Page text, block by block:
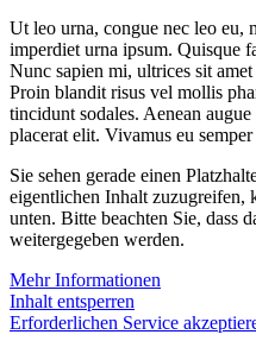
Ut leo urna, congue nec leo
imperdiet urna ipsum. Quisque
Nunc sapien mi, ultrices sit
Proin blandit risus vel mollis
tincidunt sodales. Aenean
placerat elit. Vivamus eu semper
Sie sehen gerade einen
eigentlichen Inhalt zuzugreifen,
unten. Bitte beachten Sie, dass
weitergegeben werden.
Mehr Informationen
Inhalt entsperren
Erforderlichen Service